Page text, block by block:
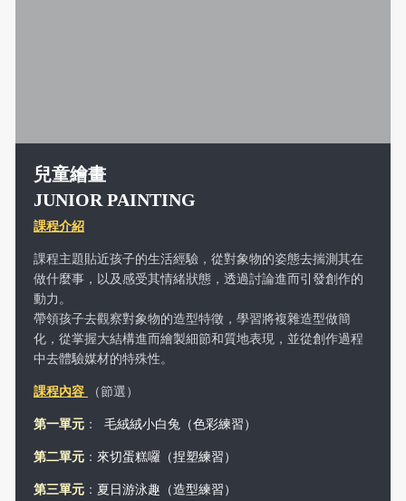
兒童繪畫
JUNIOR PAINTING
課程介紹
課程主題貼近孩子的生活經驗，從對象物的姿態去揣測其在
做什麼事，以及感受其情緒狀態，透過討論進而引發創作的
動力。
帶領孩子去觀察對象物的造型特徵，學習將複雜造型做簡
化，從掌握大結構進而繪製細節和質地表現，並從創作過程
中去體驗媒材的特殊性。
課程內容 （節選）
第一單元： 毛絨絨小白兔（色彩練習）
第二單元： 來切蛋糕囉（捏塑練習）
第三單元： 夏日游泳趣（造型練習）